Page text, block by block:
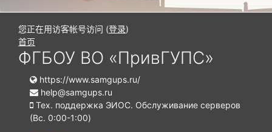
您正在用访客帐号访问 (登录)
首页
ФГБОУ ВО «ПривГУПС»
https://www.samgups.ru/
help@samgups.ru
Тех. поддержка ЭИОС. Обслуживание серверов
(Вc. 0:00-1:00)